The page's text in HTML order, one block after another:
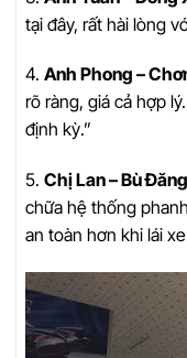
tại đây, rất hài lòng
4. Anh Phong –
rõ ràng, giá cả hợp
định kỳ.”
5. Chị Lan – Bù Đăng
chữa hệ thống
an toàn hơn khi lái